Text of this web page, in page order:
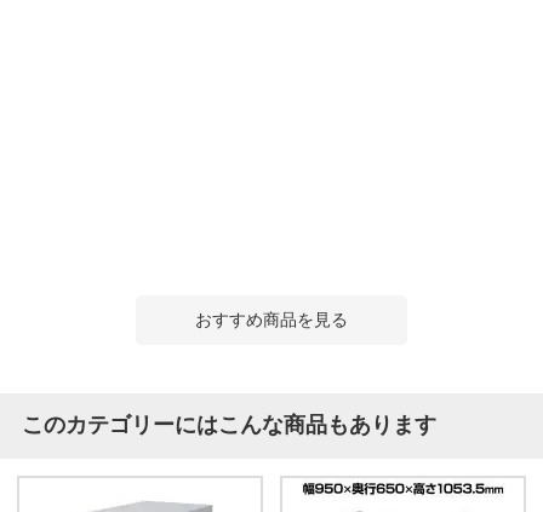
おすすめ商品を見る
このカテゴリーにはこんな商品もあります